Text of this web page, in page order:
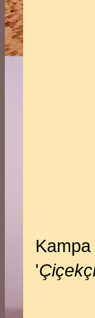
Kampa
'Ç